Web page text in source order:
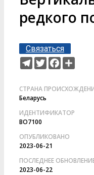
редкого
Связаться
Telegram
TwitterFacebook
СТРАНА
Беларусь
ИДЕНТИФИКАТОР
BO7100
ОПУБЛИКОВАНО
2023-06-21
ПОСЛЕДНЕЕ
2023-06-22